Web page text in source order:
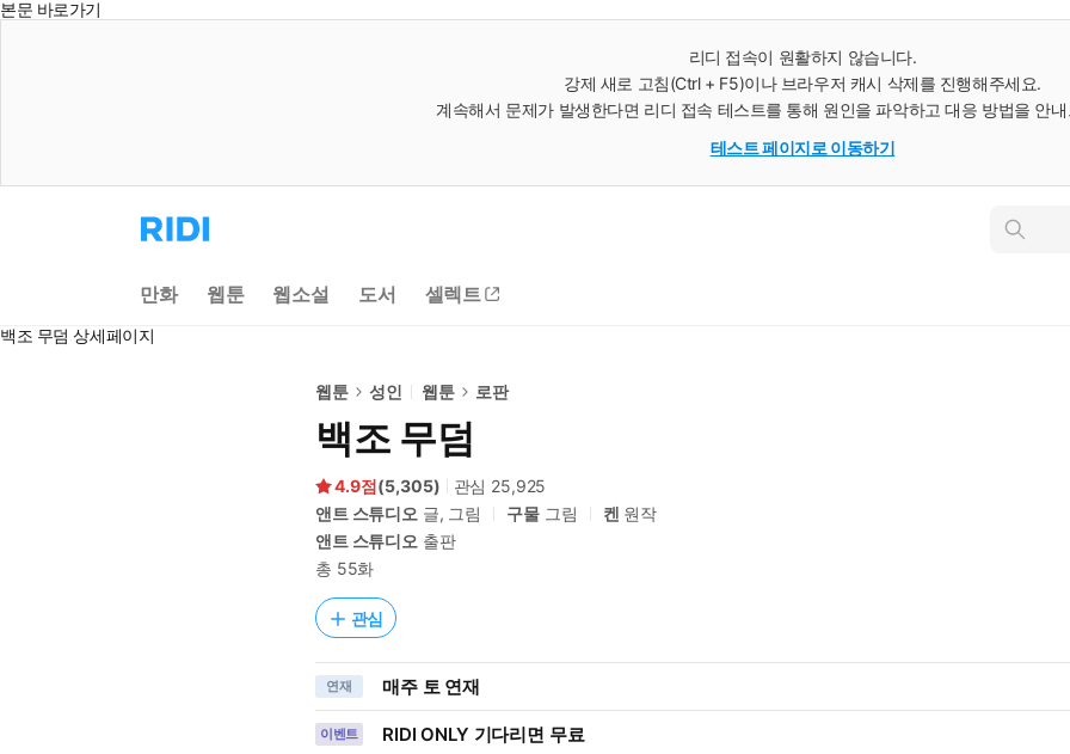
본문 바로가기
리디 접속이 원활하지 않습니다.
강제 새로 고침(Ctrl + F5)이나 브라우저 캐시 삭제를 진행해주세요.
계속해서 문제가 발생한다면 리디 접속 테스트를 통해 원인을 파악하고 대응 방법을 안
테스트 페이지로 이동하기
리
디
으
로
동
인
만화 웹툰 웹소설 도서 셀렉트
백조 무덤 상세페이지
웹툰 성인 웹툰 로판
백조 무덤
4.9 (5,305) 관심 25,925
앤트 스튜디오 글, 그림 구물그림 켄 원작
앤트 스튜디오 출판
총 55화
관심
연재 매주 토 연재
이벤트 RIDI ONLY 기다리면 무료